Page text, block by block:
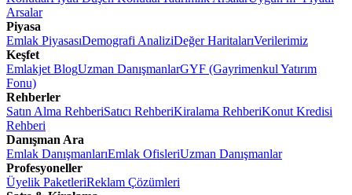
Arsalar
Piyasa
Emlak PiyasasıDemografi AnaliziDeğer HaritalarıVerilerimiz
Keşfet
Emlakjet BlogUzman DanışmanlarGYF (Gayrimenkul Yatırım
Fonu)
Rehberler
Satın Alma RehberiSatıcı RehberiKiralama RehberiKonut Kredisi
Rehberi
Danışman Ara
Emlak DanışmanlarıEmlak OfisleriUzman Danışmanlar
Profesyoneller
Üyelik PaketleriReklam Çözümleri